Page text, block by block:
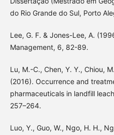
do Rio Grande do Sul, Porto
Lee, G. F. & Jones-Lee, A.
Management, 6, 82-89.
Lu, M.-C., Chen, Y. Y., Chiou,
(2016). Occurrence and
pharmaceuticals in landfill
257–264.
Luo, Y., Guo, W., Ngo, H. H.,